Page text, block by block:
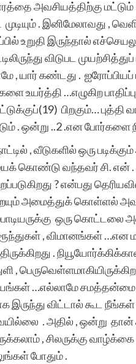
அவசியத்திற்கு மட்டும்
முடியும் . இனிமேலாவது ,
உறுதி இருந்தால்
விடுபட​
, யார் கண்டது . ஐரோப்பியப்
உயர்த்தி …எழுகிற​
பிறகும்…
. ஒன்று ..2 .என​ போர்களை
, வீடுகளில் ஒரு
கொண்டு வந்தவர் சி. என்
? என்பது
அமைத்துக் கொள்ளல்​
ஒரு கொட்டலை
, விமானங்கள் …என​
.
,
…எல்லாமே சமத்தன்மை
இருந்து விட்டால் கூட​
. அதில் , ஒன்று தான்
, சிலருக்கு
போதும் .